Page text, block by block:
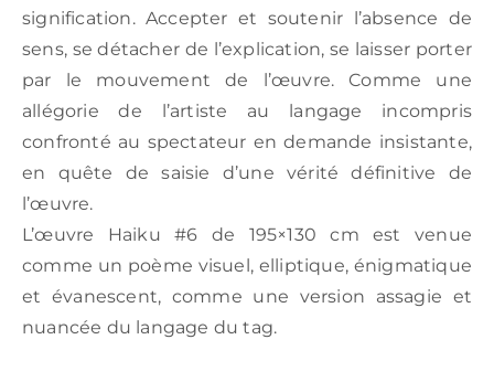
signification. Accepter et soutenir l’absence de
sens, se détacher de l’explication, se laisser porter
par le mouvement de l’œuvre. Comme une
allégorie de l’artiste au langage incompris
confronté au spectateur en demande insistante,
en quête de saisie d’une vérité définitive de
l’œuvre.
L’œuvre Haiku #6 de 195×130 cm est venue
comme un poème visuel, elliptique, énigmatique
et évanescent, comme une version assagie et
nuancée du langage du tag.